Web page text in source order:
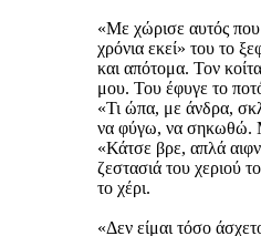
«Με χώρισε αυτός
χρόνια εκεί» του το
και απότομα. Τον
μου. Του έφυγε το
«Τι ώπα, με άνδρα,
να φύγω, να σηκωθώ.
«Κάτσε βρε, απλά
ζεστασιά του χεριού
το χέρι.
«Δεν είμαι τόσο